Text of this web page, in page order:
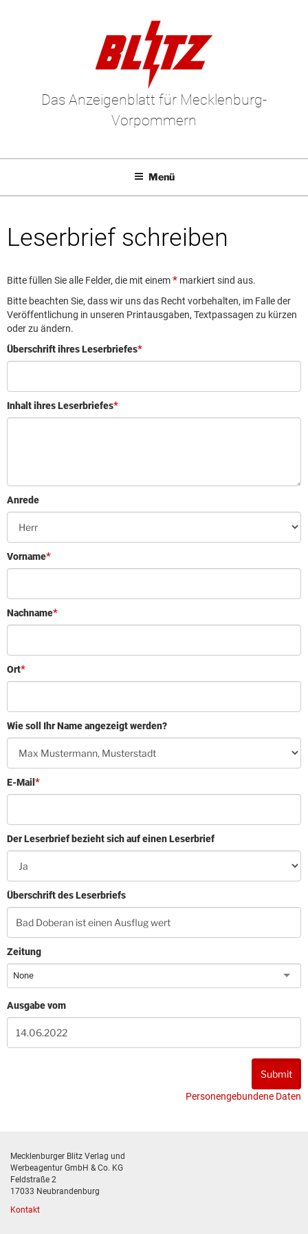
Das Anzeigenblatt für Mecklenburg-
Vorpommern
Menü
E-Paper
Leserbriefe
Leserbrief aufgeben
Leserbriefe lesen
Leserbrief schreiben
Bitte füllen Sie alle Felder, die mit einem
markiert sind aus.
Bitte beachten Sie, dass wir uns das Recht vorbehalten, im Falle der
Veröffentlichung in unseren Printausgaben, Textpassagen zu kürzen
oder zu ändern.
Überschrift ihres Leserbriefes
Inhalt ihres Leserbriefes
Anrede
Vorname
Nachname
Ort
Wie soll Ihr Name angezeigt werden?
E-Mail
Der Leserbrief bezieht sich auf einen Leserbrief
Überschrift des Leserbriefs
Zeitung
None
Ausgabe vom
Personengebundene Daten
Mecklenburger Blitz Verlag und
Werbeagentur GmbH & Co. KG
Feldstraße 2
17033 Neubrandenburg
Kontakt